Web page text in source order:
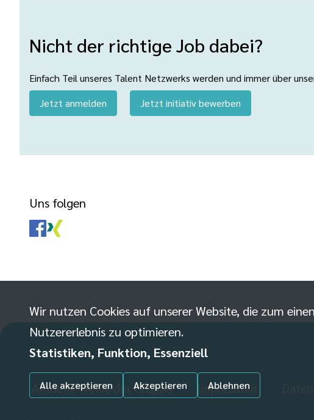
Nicht der richtige Job dabei?
Einfach Teil unseres Talent Netzwerks werden und immer über
Jetzt anmelden
Jetzt initiativ bewerben
Uns folgen
Aktuelle News der Gruppe Impressum
Wir nutzen Cookies auf unserer Website, die zum
Nutzererlebnis zu optimieren.
Statistiken, Funktion, Essenziell
Ablehnen
Alle akzeptieren Akzeptieren